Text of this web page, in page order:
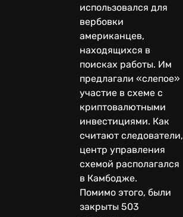
использовался для
вербовки
американцев,
находящихся в
поисках работы. Им
предлагали «слепое»
участие в схеме с
криптовалютными
инвестициями. Как
считают следователи,
центр управления
схемой располагался
в Камбодже.
Помимо этого, были
закрыты 503